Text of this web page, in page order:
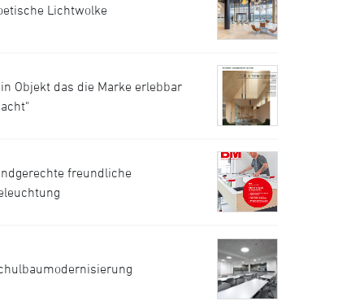
Lichtwolke
Objekt das die Marke erlebbar
freundliche